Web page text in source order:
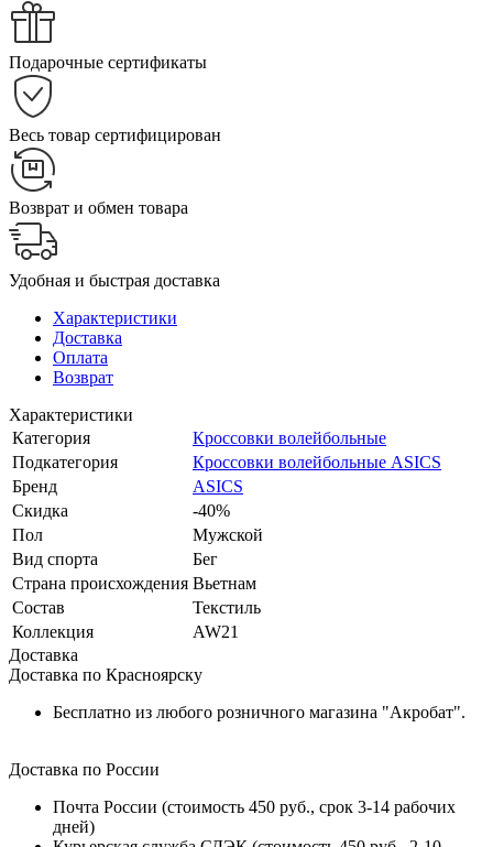
Подарочные сертификаты
Весь товар сертифицирован
Возврат и обмен товара
Удобная и быстрая доставка
Характеристики
Доставка
Оплата
Возврат
Характеристики
Категория
Кроссовки волейбольные
Подкатегория
Кроссовки волейбольные ASICS
Бренд
ASICS
Скидка
-40%
Пол
Мужской
Вид спорта
Бег
Страна происхождения Вьетнам
Состав
Текстиль
Коллекция
AW21
Доставка
Доставка по Красноярску
Бесплатно из любого розничного магазина "Акробат".
Доставка по России
Почта России (стоимость 450 руб., срок 3-14 рабочих
дней)